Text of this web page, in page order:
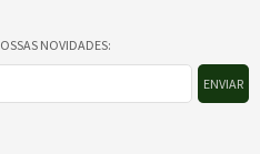
NOVIDADES:
ENVIAR